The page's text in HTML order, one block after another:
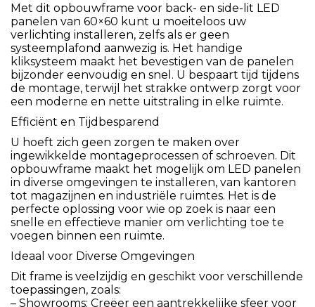
Met dit opbouwframe voor back- en side-lit LED
panelen van 60×60 kunt u moeiteloos uw
verlichting installeren, zelfs als er geen
systeemplafond aanwezig is. Het handige
kliksysteem maakt het bevestigen van de panelen
bijzonder eenvoudig en snel. U bespaart tijd tijdens
de montage, terwijl het strakke ontwerp zorgt voor
een moderne en nette uitstraling in elke ruimte.
Efficiënt en Tijdbesparend
U hoeft zich geen zorgen te maken over
ingewikkelde montageprocessen of schroeven. Dit
opbouwframe maakt het mogelijk om LED panelen
in diverse omgevingen te installeren, van kantoren
tot magazijnen en industriële ruimtes. Het is de
perfecte oplossing voor wie op zoek is naar een
snelle en effectieve manier om verlichting toe te
voegen binnen een ruimte.
Ideaal voor Diverse Omgevingen
Dit frame is veelzijdig en geschikt voor verschillende
toepassingen, zoals:
– Showrooms: Creëer een aantrekkelijke sfeer voor